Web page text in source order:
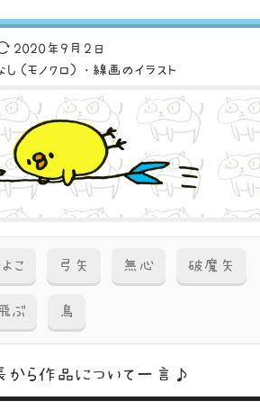
2020年9月2日
し（モノクロ）・線画のイラスト
こ 弓矢 無心 破魔矢
ぶ 鳥
から作品に ついて一言♪